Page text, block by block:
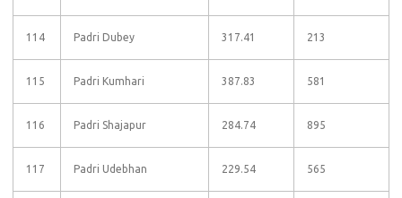
114 Padri Dubey 317.41 213
115 Padri Kumhari 387.83 581
116 Padri Shajapur 284.74 895
117 Padri Udebhan 229.54 565